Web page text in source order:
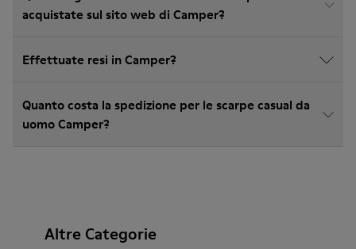
acquistate sul sito web di Camper?
Effettuate resi in Camper?
Quanto costa la spedizione per le scarpe casual da
uomo Camper?
Altre Categorie